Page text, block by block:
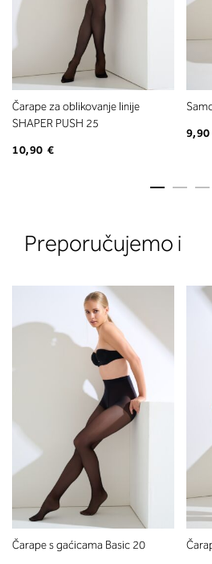
Čarape za oblikovanje linije
SHAPER PUSH 25
10,90 €
Preporučujemo i
Čarape s gaćicama Basic 20
2.
boste